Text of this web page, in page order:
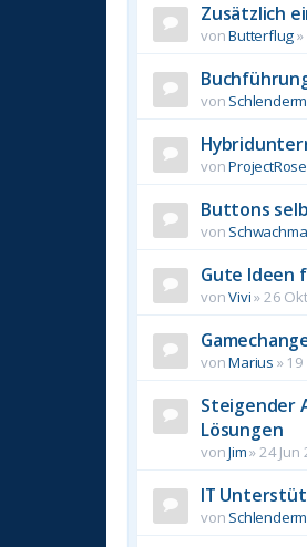
Zusätzlich
vonButterflug»
von
vonProjectRose
Buttons
von
Gute Ideen
vonVivi»26
vonMarius »
Steigender
Lösungen
vonJim»24 Jun
IT
von